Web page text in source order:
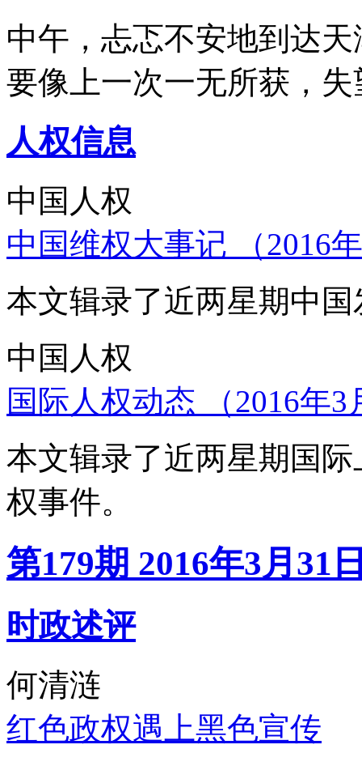
中午，忐忑不安地到达
要像上一次一无所获，
人权信息
中国人权
中国维权大事记 （2016
本文辑录了近两星期中
中国人权
国际人权动态 （2016年
本文辑录了近两星期国
权事件。
第179期 2016年3月31
时政述评
何清涟
红色政权遇上黑色宣传